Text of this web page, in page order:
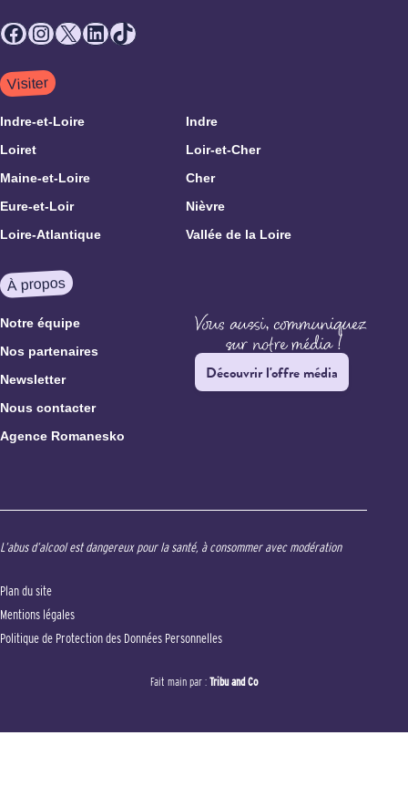
Facebook
Instagram
X LinkedIn
TikTok
Visiter
Indre-et-Loire
Indre
Loiret
Loir-et-Cher
Maine-et-Loire
Cher
Eure-et-Loir
Nièvre
Loire-Atlantique
Vallée de la Loire
À propos
Notre équipe
Nos partenaires
Newsletter
Nous contacter
Agence Romanesko
Découvrir l'offre média
L’abus d’alcool est dangereux pour la santé, à consommer avec modération
Plan du site
Mentions légales
Politique de Protection des Données Personnelles
Fait main par : Tribu and Co